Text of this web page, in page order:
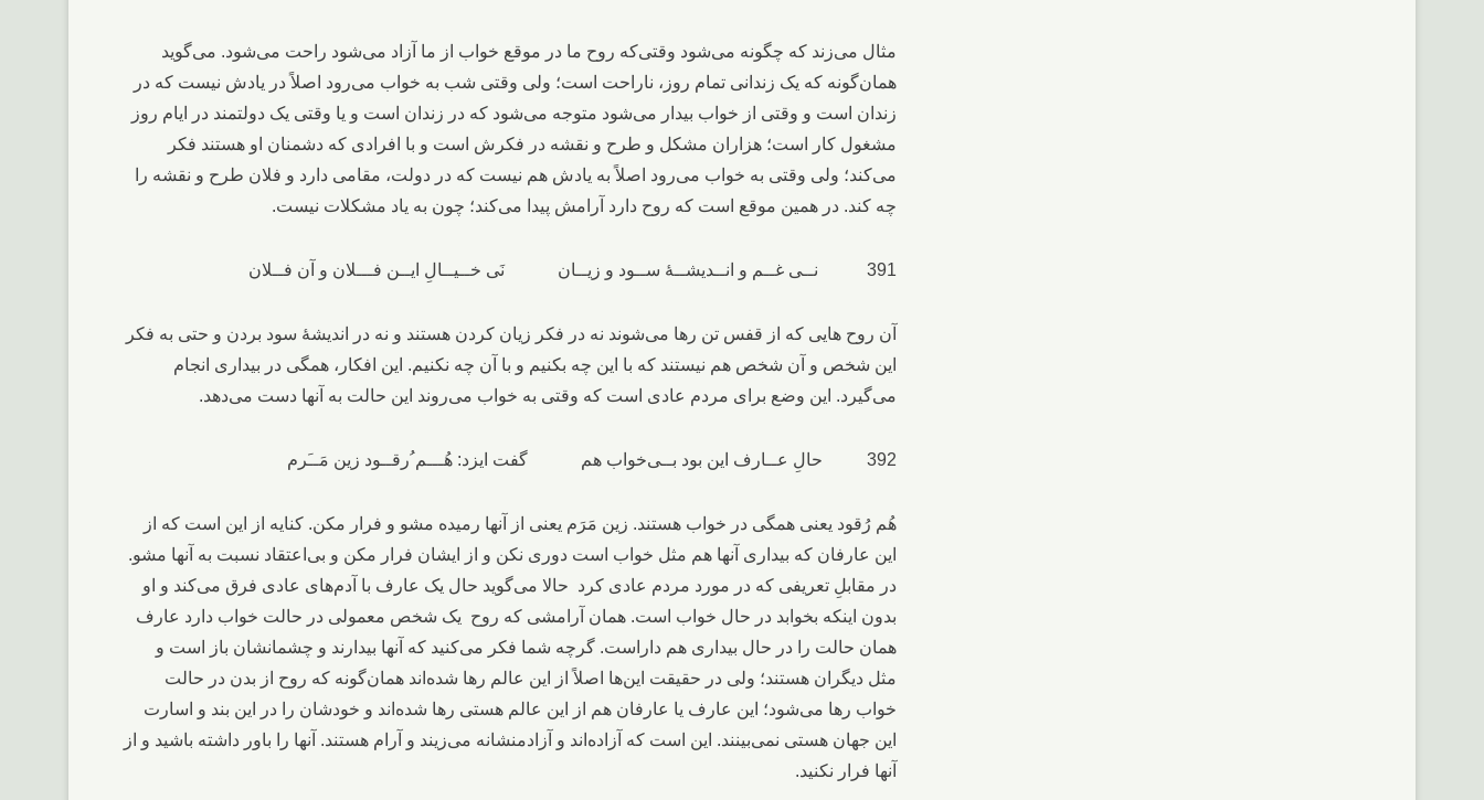
مثال می‌زند که چگونه می‌شود وقتی‌که روح ما در موقع خواب از ما آزاد می‌شود راحت می‌شود. می‌گوید
همان‌گونه که یک زندانی تمام روز، ناراحت است؛ ولی وقتی شب به خواب می‌رود اصلاً در یادش نیست که در
زندان است و وقتی از خواب بیدار می‌شود متوجه می‌شود که در زندان است و یا وقتی یک دولتمند در ایام روز
مشغول کار است؛ هزاران مشکل و طرح و نقشه در فکرش است و با افرادی که دشمنان او هستند فکر
می‌کند؛ ولی وقتی به خواب می‌رود اصلاً به یادش هم نیست که در دولت، مقامی دارد و فلان طرح و نقشه را
چه کند. در همین موقع است که روح دارد آرامش پیدا می‌کند؛ چون به یاد مشکلات نیست.
391 نــی غــم و انــدیشــۀ ســود و زیــان نَی خــیــالِ ایــن فـــلان و آن فــلان
آن روح‌ هایی که از قفس تن رها می‌شوند نه در فکر زیان کردن هستند و نه در اندیشۀ سود بردن و حتی به فکر
این شخص و آن شخص هم نیستند که با این چه بکنیم و با آن چه نکنیم. این افکار، همگی در بیداری انجام
می‌گیرد. این وضع برای مردم عادی است که وقتی به خواب می‌روند این حالت به آنها دست می‌دهد.
392 حالِ عــارف این بود بــی‌خواب هم گفت ایزد: هُـــم ُرقــود زین مَــَرم
هُم رُقود یعنی همگی در خواب هستند. زین مَرَم یعنی از آنها رمیده مشو و فرار مکن. کنایه از این است که از
این عارفان که بیداری آنها هم مثل خواب است دوری نکن و از ایشان فرار مکن و بی‌اعتقاد نسبت به آنها مشو.
در مقابلِ تعریفی که در مورد مردم عادی کرد حالا می‌گوید حال یک عارف با آدم‌های عادی فرق می‌کند و او
بدون اینکه بخوابد در حال خواب است. همان آرامشی که روح یک شخص معمولی در حالت خواب دارد عارف
همان حالت را در حال بیداری هم داراست. گرچه شما فکر می‌کنید که آنها بیدارند و چشمانشان باز است و
مثل دیگران هستند؛ ولی در حقیقت این‌ها اصلاً از این عالم رها شده‌اند همان‌گونه که روح از بدن در حالت
خواب رها می‌شود؛ این عارف یا عارفان هم از این عالم هستی رها شده‌اند و خودشان را در این بند و اسارت
این جهان هستی نمی‌بینند. این است که آزاده‌اند و آزادمنشانه می‌زیند و آرام هستند. آنها را باور داشته باشید و از
آنها فرار نکنید.